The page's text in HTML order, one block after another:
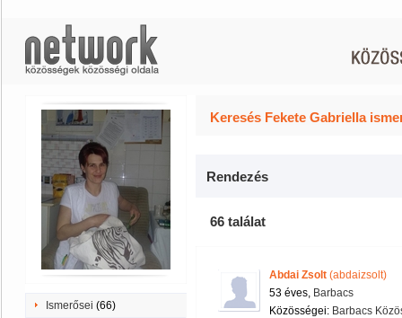
Ismerősei (66)
Keresés Fekete Gabriella
Rendezés
66 találat
Abdai Zsolt (abdaizsolt)
53 éves, Barbacs
Közösségei: Barbacs